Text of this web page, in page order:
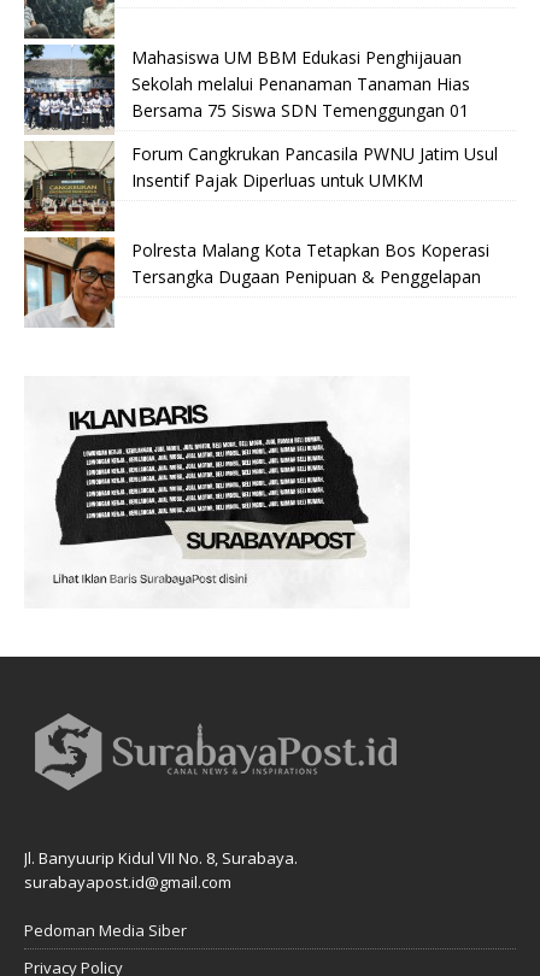
Mahasiswa UM BBM Edukasi Penghijauan
Sekolah melalui Penanaman Tanaman Hias
Bersama 75 Siswa SDN Temenggungan 01
Forum Cangkrukan Pancasila PWNU Jatim Usul
Insentif Pajak Diperluas untuk UMKM
Polresta Malang Kota Tetapkan Bos Koperasi
Tersangka Dugaan Penipuan & Penggelapan
Jl. Banyuurip Kidul VII No. 8, Surabaya.
surabayapost.id@gmail.com
Pedoman Media Siber
Privacy Policy